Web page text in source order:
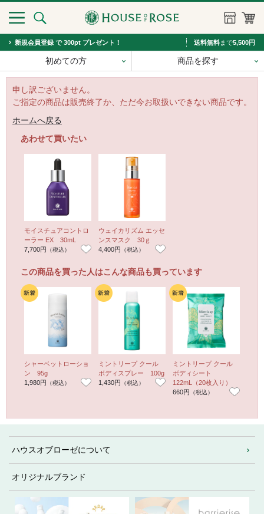
新規会員登録 で 300pt プレゼント！ 送料無料まで5,500円
初めての方 商品を探す
申し訳ございません。
ご指定の商品は販売終了か、ただ今お取扱いできない商品です。
ホームへ戻る
あわせて買いたい
モイスチュアコントロ
ーラー EX 30mL
7,700円 （税込）
ウェイカリズム エッセ
ンスマスク 30ｇ
4,400円
（税込）
この商品を買った人はこんな商品も買っています
シャーベットローショ
ン 95g
1,980円 （税込）
ミントリープ クール
ボディスプレー 100g
1,430円
（税込）
ミントリープ クール
ボディシート
122mL（20枚入り）
660円
（税込）
ハウスオブローゼについて
オリジナルブランド